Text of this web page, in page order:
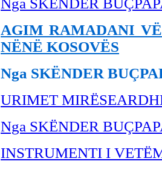
AGIM RAMADANI
NËNË KOSOVËS
Nga SKËNDER
URIMET
Nga SKËNDER BU
INSTRUMENTI I